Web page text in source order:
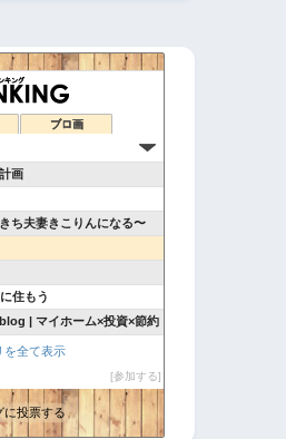
ブロ画
を建てました
の理想と現実。 |
画
ち夫妻きこりんになる〜
住もう
| マイホーム×投資×節約
るのかぁ
を大切にしたマイホーム計画
を全て表示
参加する
に投票する